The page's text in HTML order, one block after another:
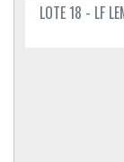
LOTE 18 - LF